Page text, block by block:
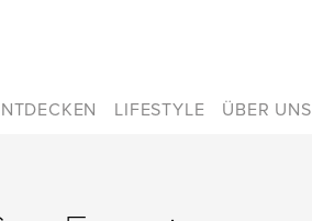
LIFESTYLE ÜBER UNS